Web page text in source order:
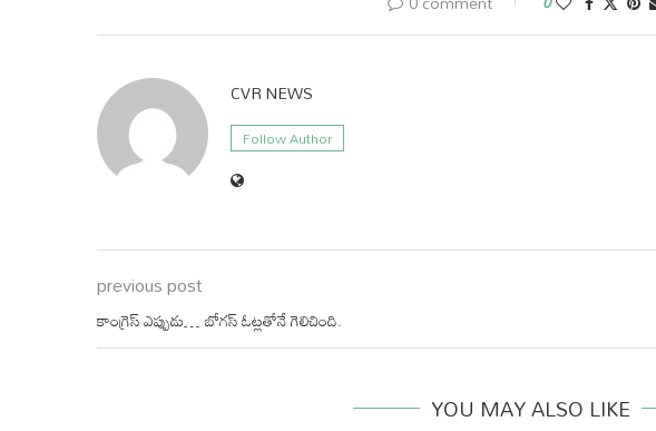
CVR NEWS
Follow Author
previous post
కాంగ్రెస్ ఎప్పుడు… బోగస్‌ ఓట్లతోనే గెలిచింది.
YOU MAY ALSO LIKE